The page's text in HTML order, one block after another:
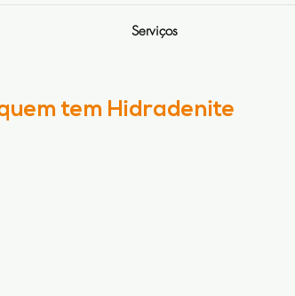
Serviços
tem Hidradenite